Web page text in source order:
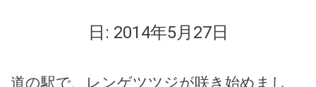
日: 2014年5月27日
道の駅で、レンゲツツジが咲き始めまし